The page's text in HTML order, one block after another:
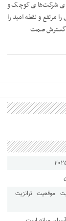
شرکت‌های کوچک و
مرتفع و نقطه امید را
گسترش صمت
موقعیت ترانزیت